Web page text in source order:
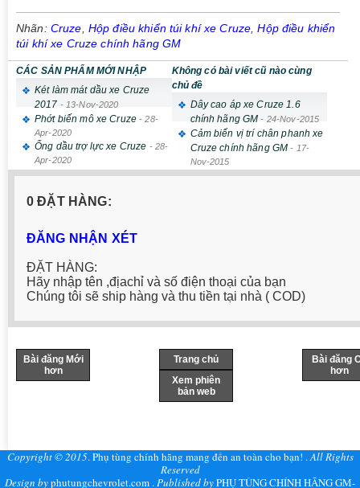
Nhãn: Cruze, Hộp điều khiển túi khí xe Cruze,Hộp điều khiển
túi khí xe Cruze chính hãng GM
CÁC SẢN PHẨM MỚI NHẬP
Két làm mát dầu xe Cruze
2017 - 13-Nov-2020
Phớt biến mô xe Cruze-28-
Apr-2020
Ống dầu trợ lực xe Cruze - 28-
Apr-2020
Không có bài viết cũ nào cùng
chủ đề
Dây cao áp xe Cruze 1.6
chính hãng GM - 24-Nov-2015
Cảm biến vị trí chân phanh xe
Cruze chính hãng GM - 17-
Nov-2015
0 ĐẶT HÀNG:
ĐĂNG NHẬN XÉT
ĐẶT HÀNG:
Hãy nhập tên ,địachỉ và số điện thoại của bạn
Chúng tôi sẽ ship hàng và thu tiền tại nhà ( COD)
Bài đăng Mới
hơn
Bài đăng
hơn
Trang chủ
Xem phiên
bản web
Copyright © 2015.Phụ tùng chính hãng mang đến an toàn cho bạn! .All Rights
Reserved
Design byphutungchevrolet.com .Published byPHỤ TÙNG CHÍNH HÃNG GM-